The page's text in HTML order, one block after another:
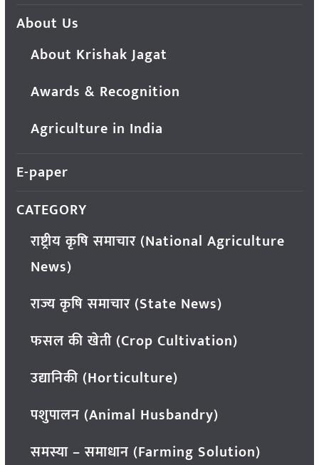
About Us
About Krishak Jagat
Awards & Recognition
Agriculture in India
E-paper
CATEGORY
राष्ट्रीय कृषि समाचार (National Agriculture
News)
राज्य कृषि समाचार (State News)
फसल की खेती (Crop Cultivation)
उद्यानिकी (Horticulture)
पशुपालन (Animal Husbandry)
समस्या – समाधान (Farming Solution)